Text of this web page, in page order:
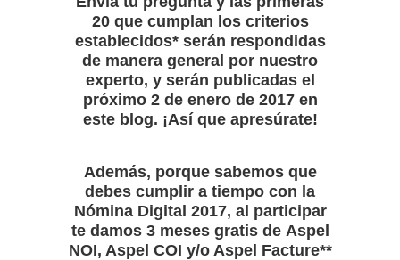
20 que cumplan los criterios
establecidos*serán respondidas
de manera general por nuestro
experto, y serán publicadas el
próximo 2 de enero de 2017 en
este blog. ¡Así que apresúrate!
Además, porque sabemos que
debes cumplir a tiempo con la
Nómina Digital 2017, al participar
te damos 3 meses gratis de Aspel
NOI, Aspel COI y/o Aspel Facture**